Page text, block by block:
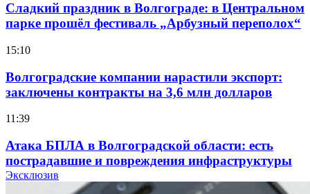
Сладкий праздник в Волгограде: в Центральном
парке прошёл фестиваль „Арбузный переполох“
15:10
Волгоградские компании нарастили экспорт:
заключены контракты на 3,6 млн долларов
11:39
Атака БПЛА в Волгоградской области: есть
пострадавшие и повреждения инфраструктуры
Эксклюзив